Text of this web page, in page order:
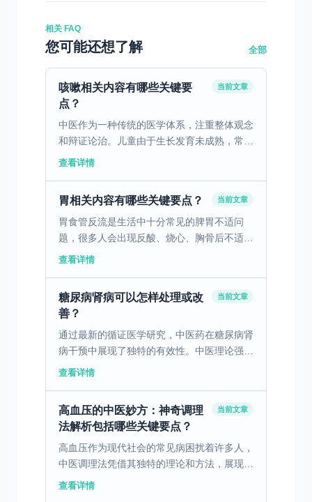
相关 FAQ
您可能还想了解 全部
咳嗽相关内容有哪些关键要
点？
当前文章
中医作为一种传统的医学体系，注重整体观念
和辩证论治。儿童由于生长发育未成熟，常见
病如肺热感冒、咳嗽痰喘在临床中多发。中医
查看详情
胃相关内容有哪些关键要点？ 当前文章
胃食管反流是生活中十分常见的脾胃不适问
题，很多人会出现反酸、烧心、胸骨后不适、
咽喉异物感等症状，看似是小毛病，却会反复
查看详情
糖尿病肾病可以怎样处理或改
善？
当前文章
通过最新的循证医学研究，中医药在糖尿病肾
病干预中展现了独特的有效性。中医理论强调
调节脏腑功能，尤其是肾与脾的协调运作，以
查看详情
高血压的中医妙方：神奇调理
法解析包括哪些关键要点？
当前文章
高血压作为现代社会的常见病困扰着许多人，
中医调理法凭借其独特的理论和方法，展现了
神奇的效果。 一、中医理论对高血压的解释
查看详情